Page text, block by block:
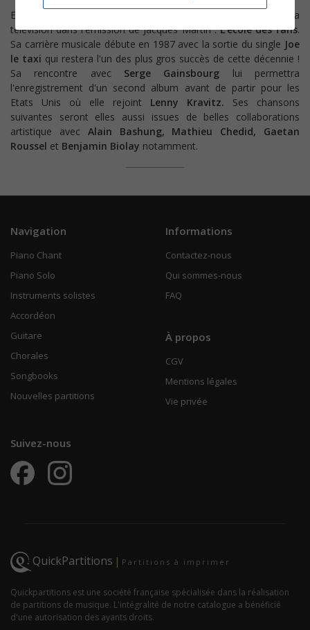
En 1980, Vanessa Paradis chante pour la première fois à la
télévision dans l'émission de Jacques Martin :L'école des fans.
Sa carrière musicale débute en 1987 avec la sortie du single Joe
le taxi qui restera l'un des plus gros succès de cette décennie !
Sa rencontre avec Serge Gainsbourg lui permettra
l'enregistrement d'un second album avant de partir pour les
Etats Unis où elle rejoint Lenny Kravitz. Ses chansons
suivantes seront elles aussi issues de belles collaborations
artistique avec Alain Bashung,
Mathieu Chedid, Gaetan
Roussel et Benjamin Biolay notamment.
Navigation
Piano Chant
Piano Solo
Instruments solistes
Accordéon
Guitare
Chorales
Songbooks
Nouvelles partitions
Informations
Contactez-nous
Qui sommes-nous
FAQ
À propos
CGV
Mentions légales
Vie privée
Suivez-nous
QuickPartitions | Partitions à imprimer
Quickpartitions est une société française spécialisée dans la réalisation
de partitions de musique. L'intégralité de notre catalogue a bénéficié
d'une autorisation des ayants droits.